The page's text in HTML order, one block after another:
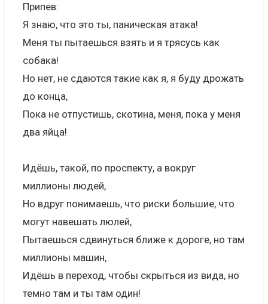
Припев:
Я знаю, что это ты, паническая атака!
Меня ты пытаешься взять и я трясусь как
собака!
Но нет, не сдаются такие как я, я буду дрожать
до конца,
Пока не отпустишь, скотина, меня, пока у меня
два яйца!
Идёшь, такой, по проспекту, а вокруг
миллионы людей,
Но вдруг понимаешь, что риски большие, что
могут навешать люлей,
Пытаешься сдвинуться ближе к дороге, но там
миллионы машин,
Идёшь в переход, чтобы скрыться из вида, но
темно там и ты там один!